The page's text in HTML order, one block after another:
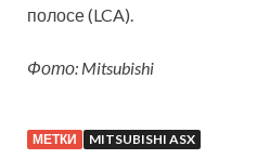
полосе (LCA).
Фото: Mitsubishi
МЕТКИ MITSUBISHI ASX